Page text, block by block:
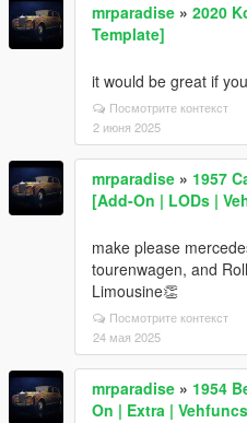
mrparadise » 2020
Template]
it would be great if
Посмотрите контекст
2 июня 2025
mrparadise » 1957
[Add-On | LODs |
make please
tourenwagen, and
Limousine👏
Посмотрите контекст
24 мая 2025
mrparadise » 1954
On | Extra |